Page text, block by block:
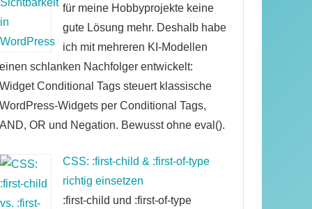
für meine Hobbyprojekte keine
gute Lösung mehr. Deshalb habe
ich mit mehreren KI-Modellen
einen schlanken Nachfolger entwickelt:
Widget Conditional Tags steuert klassische
WordPress-Widgets per Conditional Tags,
AND, OR und Negation. Bewusst ohne eval().
CSS: :first-child & :first-of-type
richtig einsetzen
:first-child und :first-of-type